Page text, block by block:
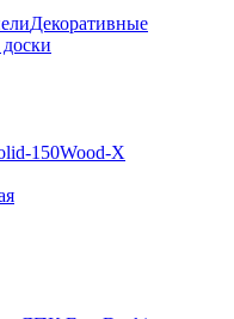
Декоративные
150Wood-X